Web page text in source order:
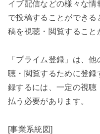
イブ配信などの様々な
で投稿することができ
稿を視聴・閲覧すること
「プライム登録」は、
聴・閲覧するために登録
録するには、一定の視聴
払う必要があります。
[事業系統図]